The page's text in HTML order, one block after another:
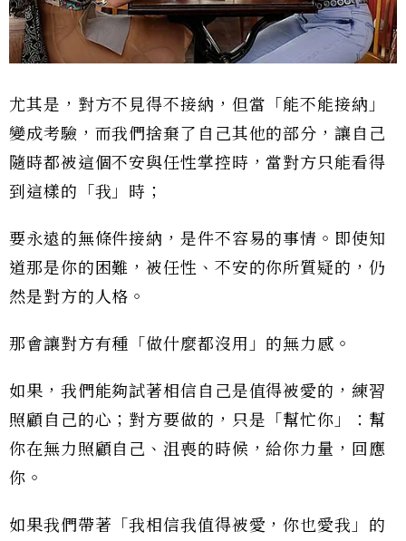
尤其是，對方不見得不接納，但當「能不能接納」
變成考驗，而我們捨棄了自己其他的部分，讓自己
隨時都被這個不安與任性掌控時，當對方只能看得
到這樣的「我」時；
要永遠的無條件接納，是件不容易的事情。即使知
道那是你的困難，被任性、不安的你所質疑的，仍
然是對方的人格。
那會讓對方有種「做什麼都沒用」的無力感。
如果，我們能夠試著相信自己是值得被愛的，練習
照顧自己的心；對方要做的，只是「幫忙你」：幫
你在無力照顧自己、沮喪的時候，給你力量，回應
你。
如果我們帶著「我相信我值得被愛，你也愛我」的